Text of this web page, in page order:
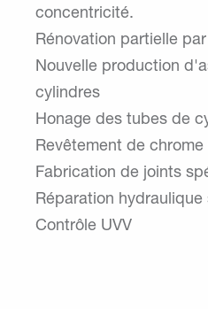
concentricité.
Rénovation partielle
Nouvelle production
cylindres
Honage des tubes de
Revêtement de
Fabrication de joints
Réparation hydraulique
Contrôle UVV